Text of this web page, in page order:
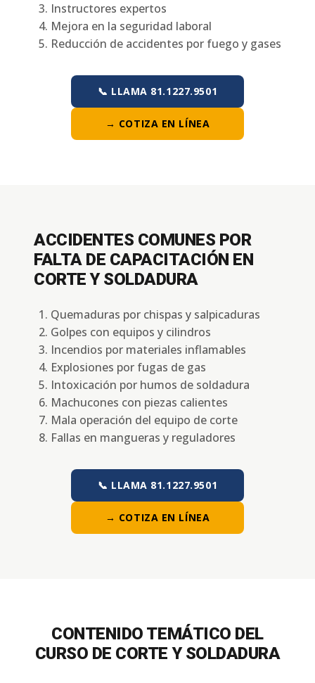
Instructores expertos
Mejora en la seguridad laboral
Reducción de accidentes por fuego y gases
📞 LLAMA 81.1227.9501
→ COTIZA EN LÍNEA
ACCIDENTES COMUNES POR
FALTA DE CAPACITACIÓN EN
CORTE Y SOLDADURA
Quemaduras por chispas y salpicaduras
Golpes con equipos y cilindros
Incendios por materiales inflamables
Explosiones por fugas de gas
Intoxicación por humos de soldadura
Machucones con piezas calientes
Mala operación del equipo de corte
Fallas en mangueras y reguladores
📞 LLAMA 81.1227.9501
→ COTIZA EN LÍNEA
CONTENIDO TEMÁTICO DEL
CURSO DE CORTE Y SOLDADURA